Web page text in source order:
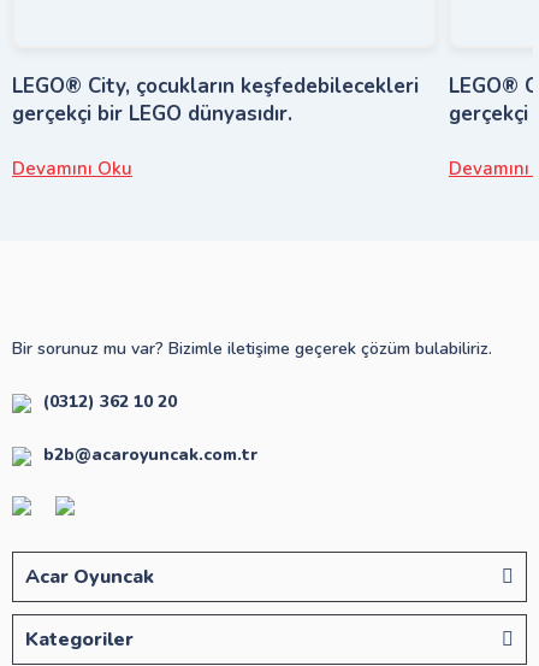
LEGO® City, çocukların keşfedebilecekleri
gerçekçi bir LEGO dünyasıdır.
Devamını Oku
LEGO®
gerçekçi
Devamını
Bir sorunuz mu var? Bizimle iletişime geçerek çözüm bulabiliriz.
(0312) 362 10 20
b2b@acaroyuncak.com.tr
Acar Oyuncak
Kategoriler